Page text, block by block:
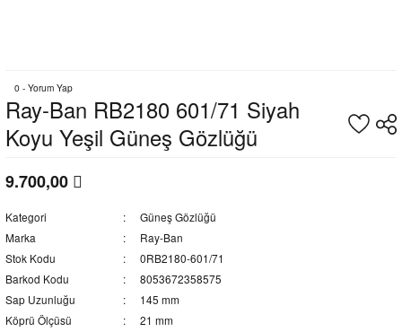
0 - Yorum Yap
Ray-Ban RB2180 601/71 Siyah
Koyu Yeşil Güneş Gözlüğü
9.700,00
Kategori
Güneş Gözlüğü
Marka
Ray-Ban
Stok Kodu
0RB2180-601/71
Barkod Kodu
8053672358575
Sap Uzunluğu
145 mm
Köprü Ölçüsü
21 mm